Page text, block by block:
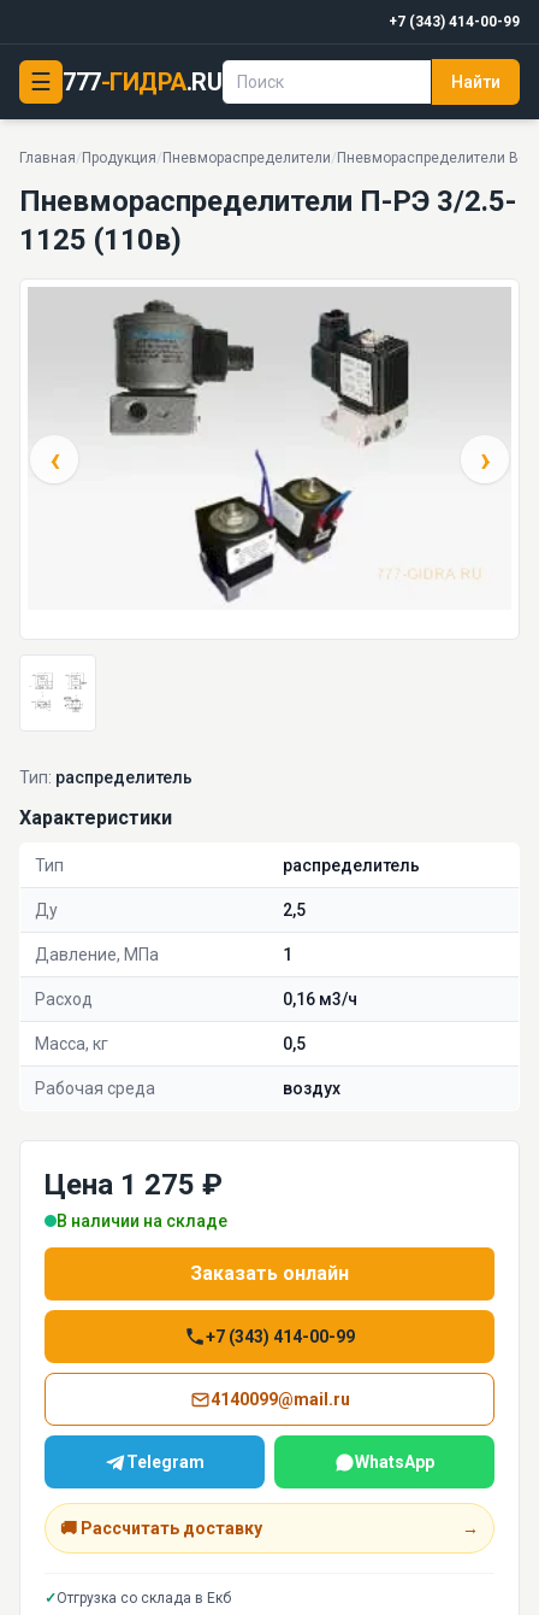
+7 (343) 414-00-99
☰ 777-ГИДРА.RU Найти
Главная/ Продукция/ Пневмораспределители/ Пневмораспределители
Пневмораспределители П-РЭ 3/2.5-1125 (110в) PDF
Пневмораспределители П-РЭ 3/2.5-
1125 (110в)
‹ ›
Тип: распределитель
Характеристики
Тип распределитель
Ду 2,5
Давление, МПа 1
Расход 0,16 м3/ч
Масса, кг 0,5
Рабочая среда воздух
Цена 1 275 ₽
В наличии на складе
Заказать онлайн
+7 (343) 414-00-99
4140099@mail.ru
Telegram WhatsApp
🚚 Рассчитать доставку →
✓Отгрузка со склада в Екб